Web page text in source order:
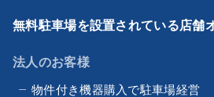
無料駐車場を設置されている店舗
法人のお客様
物件付き機器購入で駐車場経営